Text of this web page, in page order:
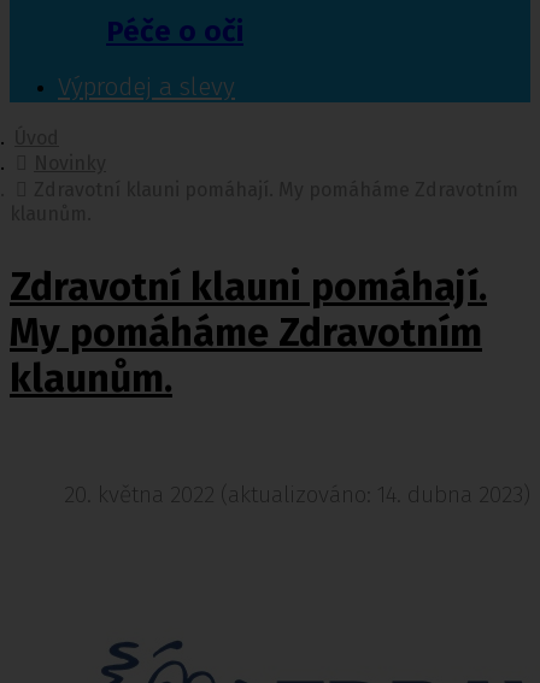
Péče o oči
Výprodej a slevy
Zdravotní klauni pomáhají.
My pomáháme Zdravotním
klaunům.
20. května 2022 (aktualizováno: 14. dubna 2023)